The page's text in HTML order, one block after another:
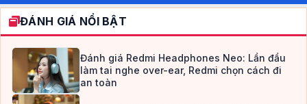
ĐÁNH GIÁ NỔI BẬT
Đánh giá Redmi Headphones Neo: Lần đầu
làm tai nghe over-ear, Redmi chọn cách đi
an toàn